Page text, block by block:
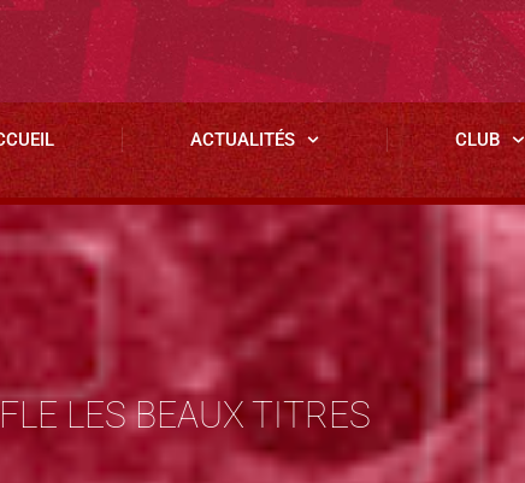
ACTUALITÉS CLUB
LES BEAUX TITRES